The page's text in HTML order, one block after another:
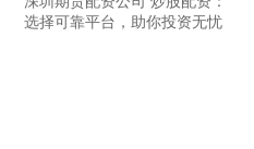
选择可靠平台，助你投资无忧